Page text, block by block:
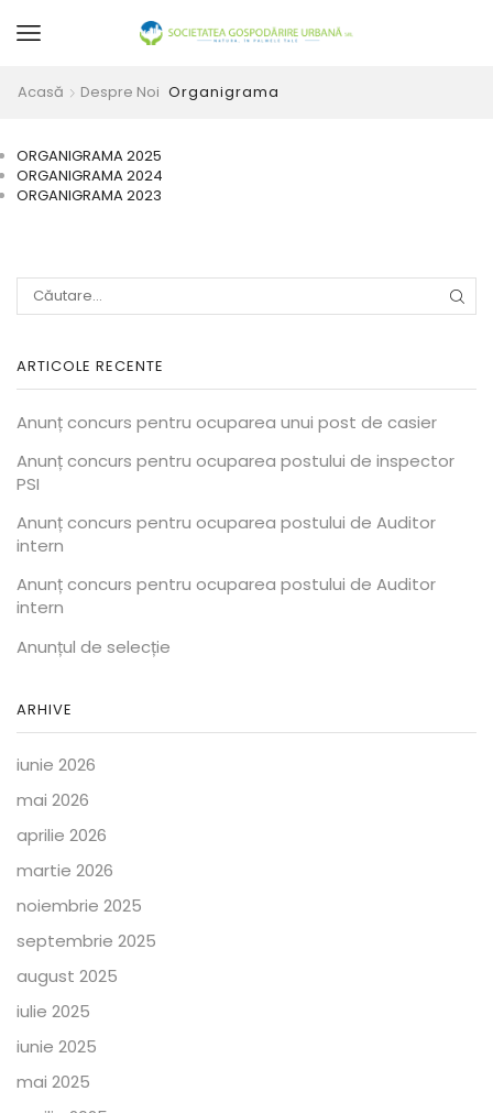
Acasă Despre Noi Organigrama
ORGANIGRAMA 2025
ORGANIGRAMA 2024
ORGANIGRAMA 2023
ARTICOLE RECENTE
Anunț concurs pentru ocuparea unui post de casier
Anunț concurs pentru ocuparea postului de inspector
PSI
Anunț concurs pentru ocuparea postului de Auditor
intern
Anunț concurs pentru ocuparea postului de Auditor
intern
Anunțul de selecție
ARHIVE
iunie 2026
mai 2026
aprilie 2026
martie 2026
noiembrie 2025
septembrie 2025
august 2025
iulie 2025
iunie 2025
mai 2025